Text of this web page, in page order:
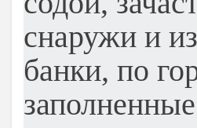
снаружи и
банки, по